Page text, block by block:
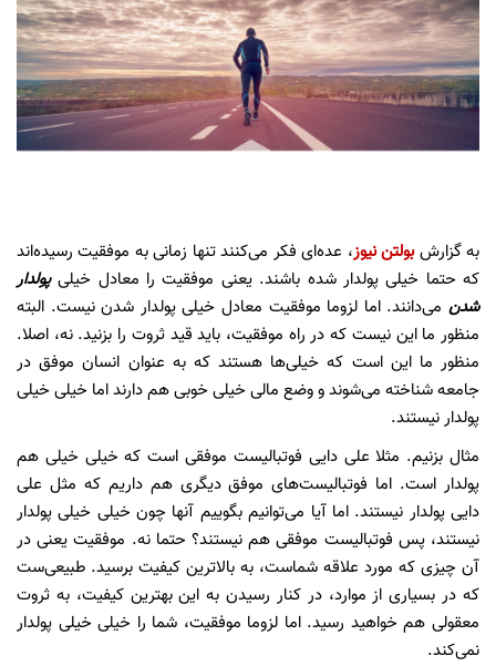
به گزارشبولتن نیوز، عده‌ای فکر می‌کنند تنها زمانی به موفقیت رسیده‌اند
که حتما خیلی پولدار شده باشند. یعنی موفقیت را معادل خیلیپولدار
شدن می‌دانند. اما لزوما موفقیت معادل خیلی پولدار شدن نیست. البته
منظور ما این نیست که در راه موفقیت، باید قید ثروت را بزنید. نه، اصلا.
منظور ما این است که خیلی‌ها هستند که به عنوان انسان موفق در
جامعه شناخته می‌شوند و وضع مالی خیلی خوبی هم دارند اما خیلی خیلی
پولدار نیستند.
مثال بزنیم. مثلا علی دایی فوتبالیست موفقی است که خیلی خیلی هم
پولدار است. اما فوتبالیست‌های موفق دیگری هم داریم که مثل علی
دایی پولدار نیستند. اما آیا می‌توانیم بگوییم آنها چون خیلی خیلی پولدار
نیستند، پس فوتبالیست موفقی هم نیستند؟ حتما نه. موفقیت یعنی در
آن چیزی که مورد علاقه شماست، به بالاترین کیفیت برسید. طبیعی‌ست
که در بسیاری از موارد، در کنار رسیدن به این بهترین کیفیت، به ثروت
معقولی هم خواهید رسید. اما لزوما موفقیت، شما را خیلی خیلی پولدار
نمی‌کند.